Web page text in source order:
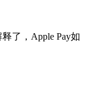
了，Apple Pay如